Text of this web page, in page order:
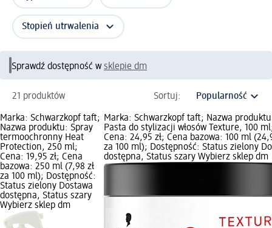
Stopień utrwalenia
Sprawdź dostępność w sklepie dm
21 produktów Sortuj:
Marka: Schwarzkopf taft;
Nazwa produktu: Spray
termoochronny Heat
Protection, 250 ml;
Cena: 19,95 zł; Cena
bazowa: 250 ml (7,98 zł
za 100 ml); Dostępność:
Status zielony Dostawa
dostępna, Status szary
Wybierz sklep dm
Marka: Schwarzkopf taft; Nazwa
Pasta do stylizacji włosów Texture, 100
Cena: 24,95 zł; Cena bazowa: 100 ml
za 100 ml); Dostępność: Status zielony
dostępna, Status szary Wybierz sklep dm